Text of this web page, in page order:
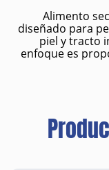
Alimento
diseñado para
piel y tracto
enfoque es